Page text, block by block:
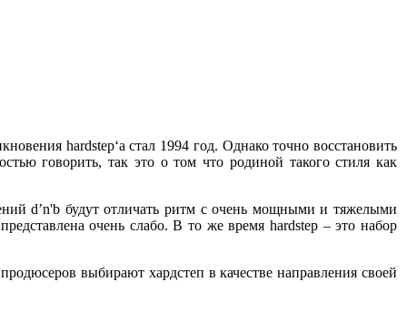
hardstep‘a стал 1994 год. Однако точно восстановить
говорить, так это о том что родиной такого стиля как
d’n'b будут отличать ритм с очень мощными и тяжелыми
очень слабо. В то же время hardstep – это набор
выбирают хардстеп в качестве направления своей